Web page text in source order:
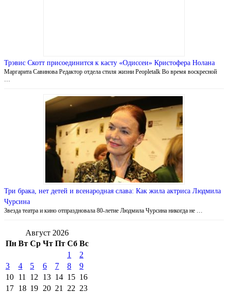
Трэвис Скотт присоединится к касту «Одиссеи» Кристофера Нолана
Маргарита Савинова Редактор отдела стиля жизни Peopletalk Во время воскресной
…
Три брака, нет детей и всенародная слава: Как жила актриса Людмила
Чурсина
Звезда театра и кино отпраздновала 80-летие Людмила Чурсина никогда не …
Август 2026
Пн Вт Ср Чт Пт Сб Вс
1
2
3
4 5 6 7 8
9
10 11 12 13 14 15 16
17 18 19 20 21 22 23